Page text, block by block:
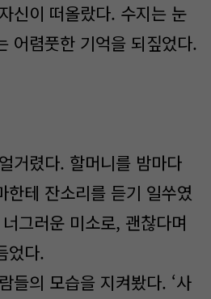
신이 떠올랐다. 수지는 눈
어렴풋한 기억을 되짚었다.
거렸다. 할머니를 밤마다
한테 잔소리를 듣기 일쑤였
그러운 미소로, 괜찮다며
었다.
들의 모습을 지켜봤다. ‘사